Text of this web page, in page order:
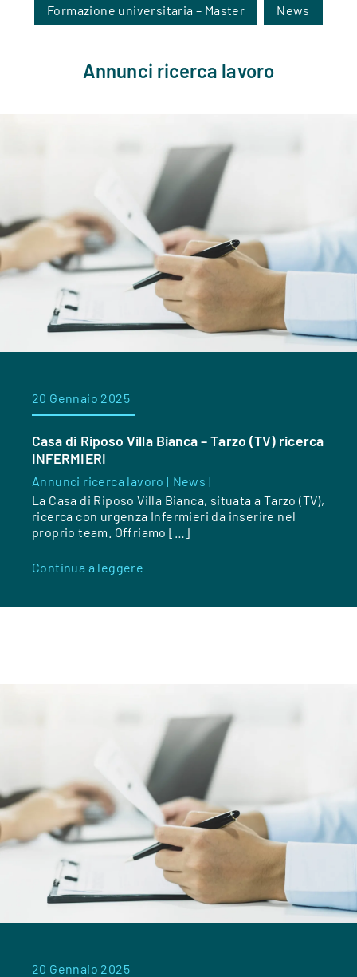
Formazione universitaria – Master News
Annunci ricerca lavoro
20 Gennaio 2025
Casa di Riposo Villa Bianca – Tarzo (TV) ricerca
INFERMIERI
Annunci ricerca lavoro | News |
La Casa di Riposo Villa Bianca, situata a Tarzo (TV),
ricerca con urgenza Infermieri da inserire nel
proprio team. Offriamo […]
Continua a leggere
20 Gennaio 2025